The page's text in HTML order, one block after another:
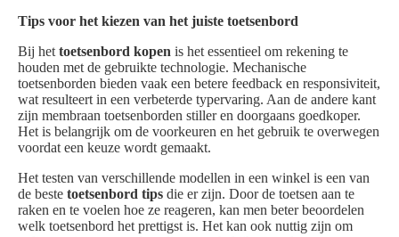
Tips voor het kiezen van het juiste toetsenbord
Bij het toetsenbord kopen is het essentieel om rekening te
houden met de gebruikte technologie. Mechanische
toetsenborden bieden vaak een betere feedback en responsiviteit,
wat resulteert in een verbeterde typervaring. Aan de andere kant
zijn membraan toetsenborden stiller en doorgaans goedkoper.
Het is belangrijk om de voorkeuren en het gebruik te overwegen
voordat een keuze wordt gemaakt.
Het testen van verschillende modellen in een winkel is een van
de beste toetsenbord tips die er zijn. Door de toetsen aan te
raken en te voelen hoe ze reageren, kan men beter beoordelen
welk toetsenbord het prettigst is. Het kan ook nuttig zijn om